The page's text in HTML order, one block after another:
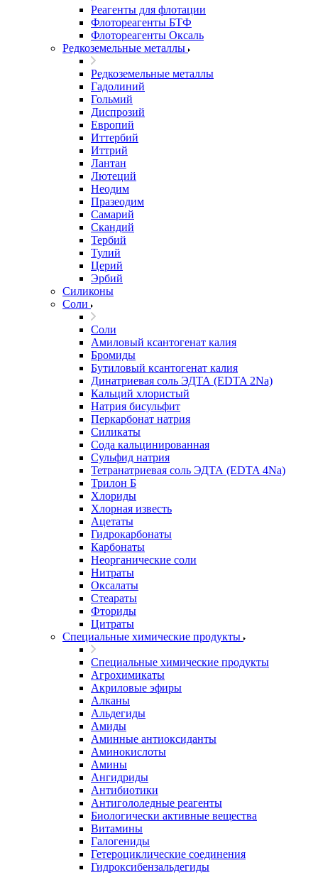
Реагенты для флотации
Флотореагенты БТФ
Флотореагенты Оксаль
Редкоземельные металлы
Редкоземельные металлы
Гадолиний
Гольмий
Диспрозий
Европий
Иттербий
Иттрий
Лантан
Лютеций
Неодим
Празеодим
Самарий
Скандий
Тербий
Тулий
Церий
Эрбий
Силиконы
Соли
Соли
Амиловый ксантогенат калия
Бромиды
Бутиловый ксантогенат калия
Динатриевая соль ЭДТА (EDTA 2Na)
Кальций хлористый
Натрия бисульфит
Перкарбонат натрия
Силикаты
Сода кальцинированная
Сульфид натрия
Тетранатриевая соль ЭДТА (EDTA 4Na)
Трилон Б
Хлориды
Хлорная известь
Ацетаты
Гидрокарбонаты
Карбонаты
Неорганические соли
Нитраты
Оксалаты
Стеараты
Фториды
Цитраты
Специальные химические продукты
Специальные химические продукты
Агрохимикаты
Акриловые эфиры
Алканы
Альдегиды
Амиды
Аминные антиоксиданты
Аминокислоты
Амины
Ангидриды
Антибиотики
Антигололедные реагенты
Биологически активные вещества
Витамины
Галогениды
Гетероциклические соединения
Гидроксибензальдегиды